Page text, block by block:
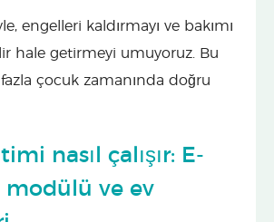
engelleri kaldırmayı ve bakımı
hale getirmeyi umuyoruz. Bu
çocuk zamanında doğru
nasıl çalışır: E-
modülü ve ev